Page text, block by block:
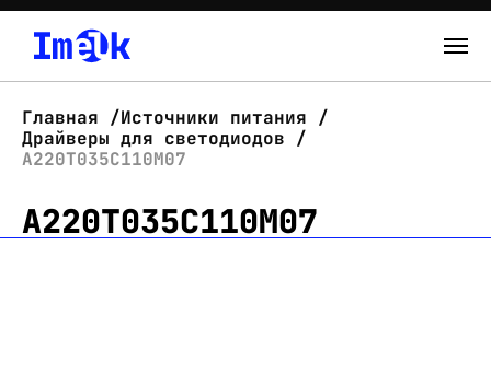
О нас
Новости
Главная
Источники питания
Драйверы для светодиодов
А220Т035С110М07
А220Т035С110М07